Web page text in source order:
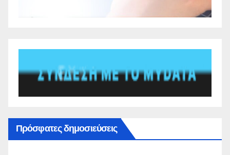
Πρόσφατες δημοσιεύσεις